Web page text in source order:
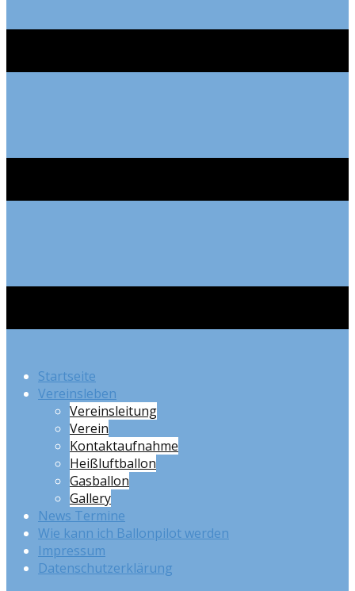
Startseite
Vereinsleben
Vereinsleitung
Verein
Kontaktaufnahme
Heißluftballon
Gasballon
Gallery
News Termine
Wie kann ich Ballonpilot werden
Impressum
Datenschutzerklärung